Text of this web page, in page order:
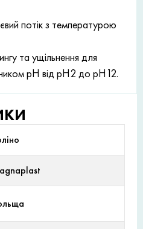
потік з температурою
та ущільнення для
рН від рН2 до рН12.